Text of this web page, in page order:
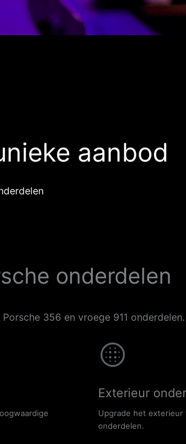
aanbod
onderdelen
356 en vroege 911
Exterieur
Upgrade het exterieur
onderdelen.